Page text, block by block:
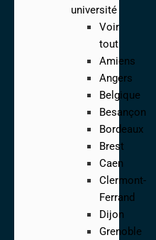
université
Voir
tout
Amiens
Angers
Belgique
Besançon
Bordeaux
Brest
Caen
Clermont-
Ferrand
Dijon
Grenoble